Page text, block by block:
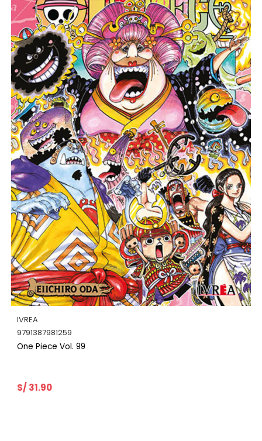
IVREA
9791387981259
One Piece Vol. 99
S/ 31.90